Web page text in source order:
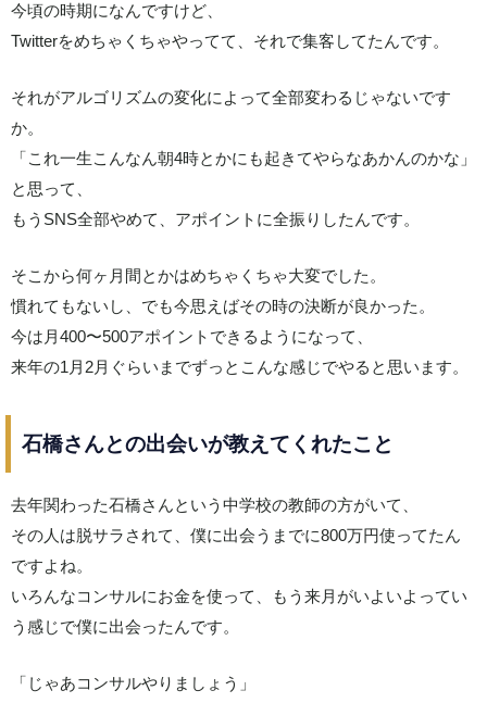
今頃の時期になんですけど、
Twitterをめちゃくちゃやってて、それで集客してたんです。
それがアルゴリズムの変化によって全部変わるじゃないです
か。
「これ一生こんなん朝4時とかにも起きてやらなあかんのかな」
と思って、
もうSNS全部やめて、アポイントに全振りしたんです。
そこから何ヶ月間とかはめちゃくちゃ大変でした。
慣れてもないし、でも今思えばその時の決断が良かった。
今は月400〜500アポイントできるようになって、
来年の1月2月ぐらいまでずっとこんな感じでやると思います。
石橋さんとの出会いが教えてくれたこと
去年関わった石橋さんという中学校の教師の方がいて、
その人は脱サラされて、僕に出会うまでに800万円使ってたん
ですよね。
いろんなコンサルにお金を使って、もう来月がいよいよってい
う感じで僕に出会ったんです。
「じゃあコンサルやりましょう」